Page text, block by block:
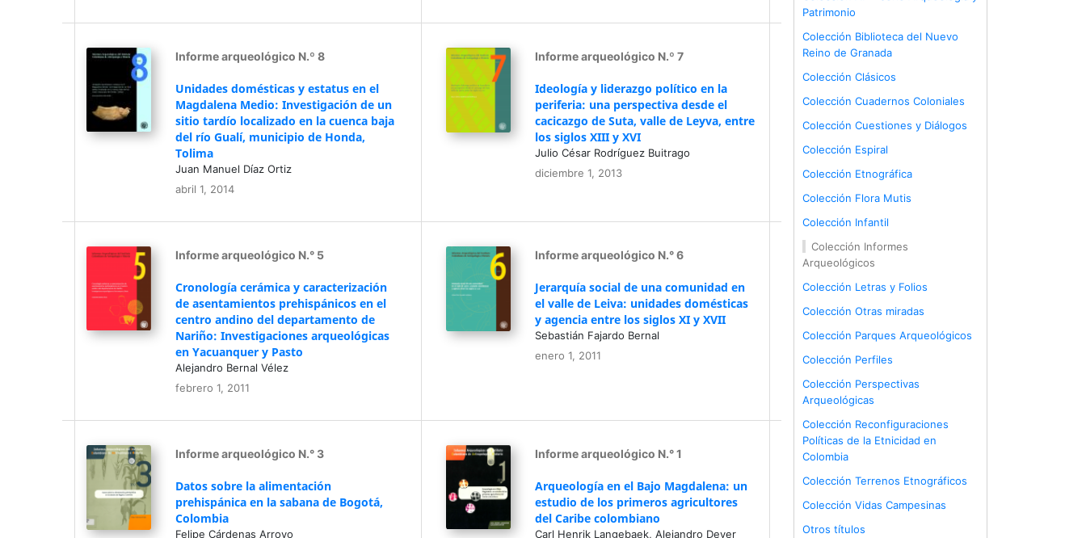
Informe arqueológico N.º 8
Unidades domésticas y estatus en el
Magdalena Medio: Investigación de un
sitio tardío localizado en la cuenca baja
del río Gualí, municipio de Honda,
Tolima
Juan Manuel Díaz Ortiz
abril 1, 2014
Informe arqueológico N.º 7
Ideología y liderazgo político en la
periferia: una perspectiva desde el
cacicazgo de Suta, valle de Leyva, entre
los siglos XIII y XVI
Julio César Rodríguez Buitrago
diciembre 1, 2013
Informe arqueológico N.° 5
Cronología cerámica y caracterización
de asentamientos prehispánicos en el
centro andino del departamento de
Nariño: Investigaciones arqueológicas
en Yacuanquer y Pasto
Alejandro Bernal Vélez
febrero 1, 2011
Informe arqueológico N.° 6
Jerarquía social de una comunidad en
el valle de Leiva: unidades domésticas
y agencia entre los siglos XI y XVII
Sebastián Fajardo Bernal
enero 1, 2011
Informe arqueológico N.° 3
Datos sobre la alimentación
prehispánica en la sabana de Bogotá,
Colombia
Felipe Cárdenas Arroyo
Informe arqueológico N.° 1
Arqueología en el Bajo Magdalena: un
estudio de los primeros agricultores
del Caribe colombiano
Carl Henrik Langebaek, Alejandro Dever
Patrimonio
Colección Biblioteca del Nuevo
Reino de Granada
Colección Clásicos
Colección Cuadernos Coloniales
Colección Cuestiones y Diálogos
Colección Espiral
Colección Etnográfica
Colección Flora Mutis
Colección Infantil
Colección Informes
Arqueológicos
Colección Letras y Folios
Colección Otras miradas
Colección Parques Arqueológicos
Colección Perfiles
Colección Perspectivas
Arqueológicas
Colección Reconfiguraciones
Políticas de la Etnicidad en
Colombia
Colección Terrenos Etnográficos
Colección Vidas Campesinas
Otros títulos